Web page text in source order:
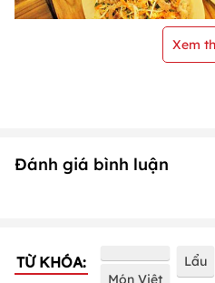
Xem
Đánh giá bình luận
TỪ KHÓA:
Món Việt
Lẩu